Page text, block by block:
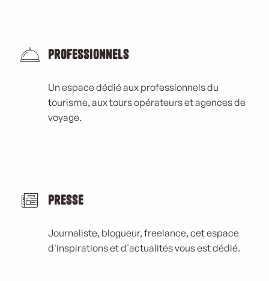
Professionnels
Un espace dédié aux professionnels du
tourisme, aux tours opérateurs et agences de
voyage.
Presse
Journaliste, blogueur, freelance, cet espace
d'inspirations et d'actualités vous est dédié.